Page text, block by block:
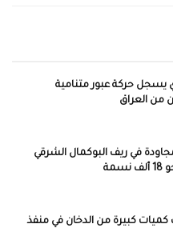
يسجل حركة عبور متنامية
من العراق
في ريف البوكمال الشرقي
كبيرة من الدخان في منفذ